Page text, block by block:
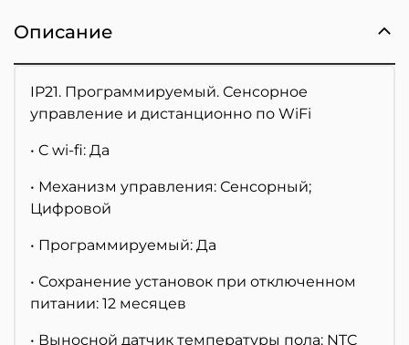
Описание
IP21. Программируемый. Сенсорное
управление и дистанционно по WiFi
• C wi-fi: Да
• Механизм управления: Сенсорный;
Цифровой
• Программируемый: Да
• Сохранение установок при отключенном
питании: 12 месяцев
• Выносной датчик температуры пола: NTC